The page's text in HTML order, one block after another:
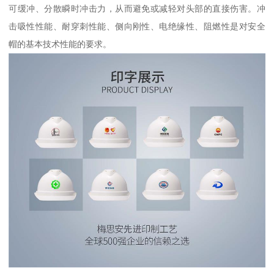
可缓冲、分散瞬时冲击力，从而避免或减轻对头部的直接伤害。冲
击吸性性能、耐穿刺性能、侧向刚性、电绝缘性、阻燃性是对安全
帽的基本技术性能的要求。